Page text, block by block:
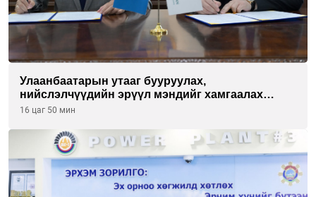
Улаанбаатарын утааг бууруулах,
нийслэлчүүдийн эрүүл мэндийг хамгаалах
төслийг “Чингис хаан баялгийн сан нэгдэл” ХХК-
16 цаг 50 мин